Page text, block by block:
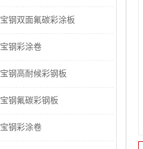
宝钢双面氟碳彩涂板
宝钢彩涂卷
宝钢高耐候彩钢板
宝钢氟碳彩钢板
宝钢彩涂卷